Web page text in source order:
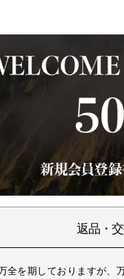
返品・
全を期しておりますが、